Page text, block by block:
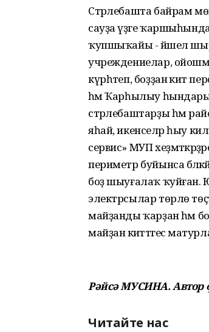
Стәрлебашта байрам
сауҙа үҙәге
ҡупшыҡайы - йәшел
учреждениелар,
күрһәтеп, боҙҙан
һәм Ҡарһылыу
стәрлебаштарҙы һәм
яһай, икенселәр һыу
сервис» МУП
периметр буйынса
боҙ шыуғалаҡ ҡуйған.
электрсылар төрлө
майҙанды ҡарҙан һәм
майҙан әкиәттәгесә
Рәйсә МУСИНА. Автор
Читайте нас